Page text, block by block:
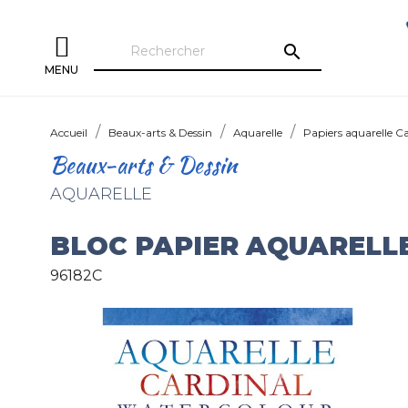
MENU
search
Accueil Beaux-arts & Dessin Aquarelle Papiers aquarelle
Beaux-arts & Dessin
AQUARELLE
BLOC PAPIER
96182C